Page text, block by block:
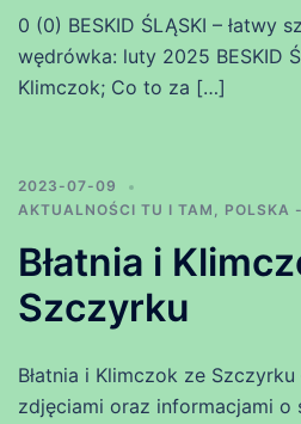
0 (0) BESKID ŚLĄSKI – łatwy
wędrówka: luty 2025 BESKID
Klimczok; Co to za […]
2023-07-09
AKTUALNOŚCI TU I TAM , POLSKA
Błatnia i
Szczyrku
Błatnia i Klimczok ze
zdjęciami oraz informacjami o